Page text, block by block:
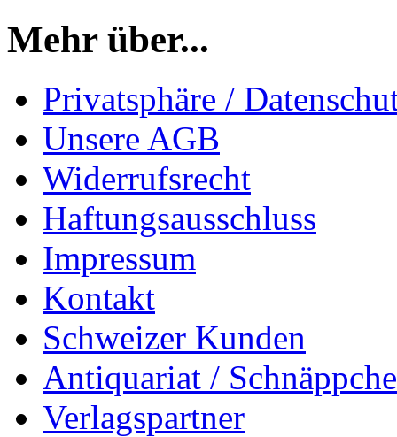
Mehr über...
Privatsphäre /
Unsere AGB
Widerrufsrecht
Haftungsausschluss
Impressum
Kontakt
Schweizer Kunden
Antiquariat /
Verlagspartner